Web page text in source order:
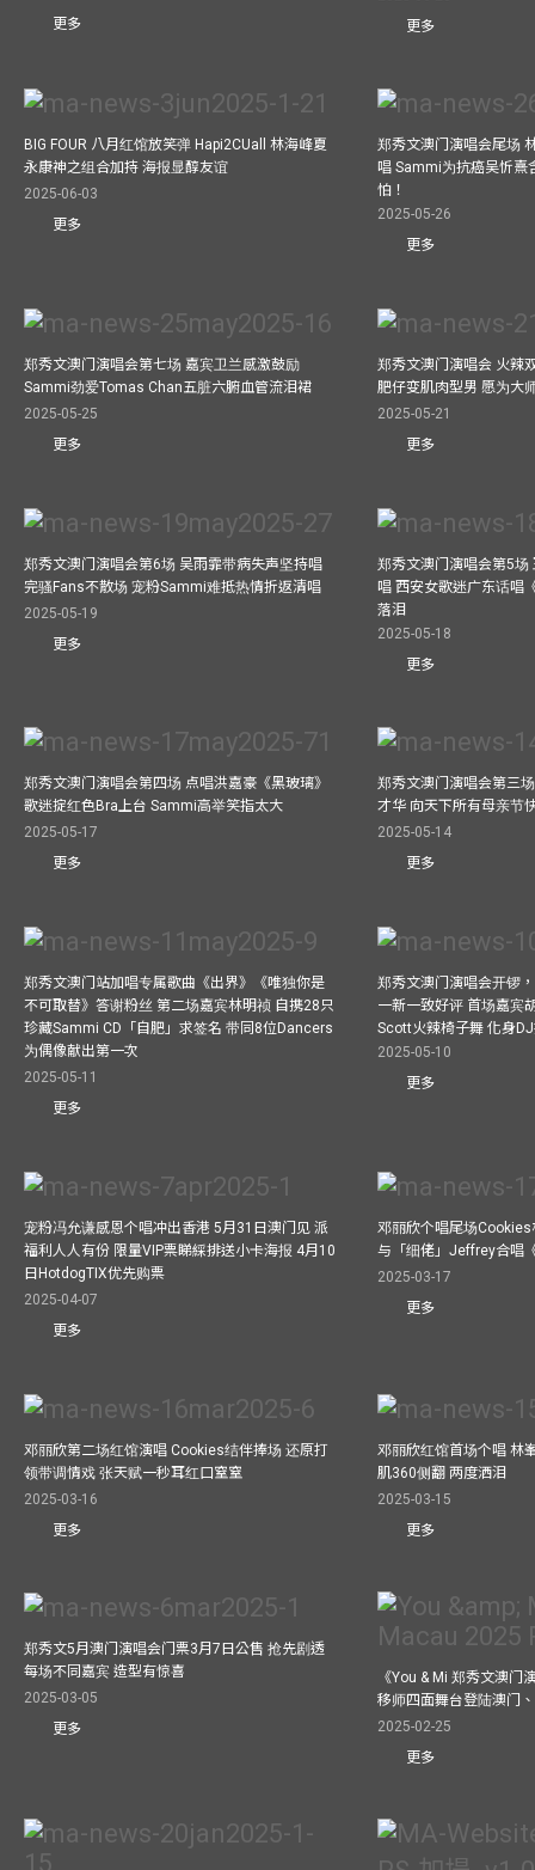
更多
更多
BIG FOUR 八月红馆放笑弹 Hapi2CUall 林海峰夏
永康神之组合加持 海报显醇友谊
2025-06-03
更多
郑秀文澳门演唱会尾场
唱 Sammi为抗癌吴忻熹
怕！
2025-05-26
更多
郑秀文澳门演唱会第七场 嘉宾卫兰感激鼓励
Sammi劲爱Tomas Chan五脏六腑血管流泪裙
2025-05-25
更多
郑秀文澳门演唱会 火辣
肥仔变肌肉型男 愿为大
2025-05-21
更多
郑秀文澳门演唱会第6场 吴雨霏带病失声坚持唱
完骚Fans不散场 宠粉Sammi难抵热情折返清唱
2025-05-19
更多
郑秀文澳门演唱会第5场
唱 西安女歌迷广东话唱
落泪
2025-05-18
更多
郑秀文澳门演唱会第四场 点唱洪嘉豪《黑玻璃》
歌迷掟红色Bra上台 Sammi高举笑指太大
2025-05-17
更多
郑秀文澳门演唱会第三
才华 向天下所有母亲节
2025-05-14
更多
郑秀文澳门站加唱专属歌曲《出界》《唯独你是
不可取替》答谢粉丝 第二场嘉宾林明祯 自携28只
珍藏Sammi CD「自肥」求签名 带同8位Dancers
为偶像献出第一次
2025-05-11
更多
郑秀文澳门演唱会开锣
一新一致好评 首场嘉宾
Scott火辣椅子舞 化身
2025-05-10
更多
宠粉冯允谦感恩个唱冲出香港 5月31日澳门见 派
福利人人有份 限量VIP票睇綵排送小卡海报 4月10
日HotdogTIX优先购票
2025-04-07
更多
邓丽欣个唱尾场
与「细佬」Jeffrey合唱
2025-03-17
更多
邓丽欣第二场红馆演唱 Cookies结伴捧场 还原打
领带调情戏 张天赋一秒耳红口窒窒
2025-03-16
更多
邓丽欣红馆首场个唱 林
肌360侧翻 两度洒泪
2025-03-15
更多
郑秀文5月澳门演唱会门票3月7日公售 抢先剧透
每场不同嘉宾 造型有惊喜
2025-03-05
更多
《You & Mi 郑秀文澳门
移师四面舞台登陆澳门
2025-02-25
更多